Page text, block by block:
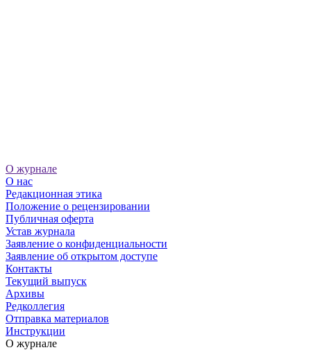
О журнале
О нас
Редакционная этика
Положение о рецензировании
Публичная оферта
Устав журнала
Заявление о конфиденциальности
Заявление об открытом доступе
Контакты
Текущий выпуск
Архивы
Редколлегия
Отправка материалов
Инструкции
О журнале